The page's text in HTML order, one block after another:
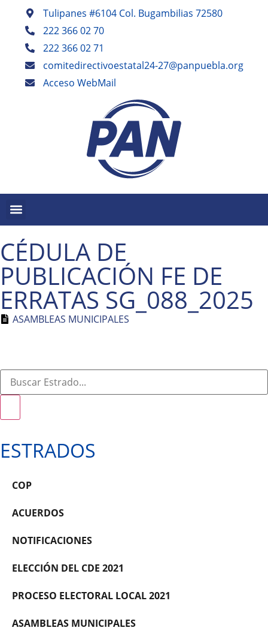
Tulipanes #6104 Col. Bugambilias 72580
222 366 02 70
222 366 02 71
comitedirectivoestatal24-27@panpuebla.org
Acceso WebMail
CÉDULA DE
PUBLICACIÓN FE DE
ERRATAS SG_088_2025
ASAMBLEAS MUNICIPALES
ESTRADOS
COP
ACUERDOS
NOTIFICACIONES
ELECCIÓN DEL CDE 2021
PROCESO ELECTORAL LOCAL 2021
ASAMBLEAS MUNICIPALES